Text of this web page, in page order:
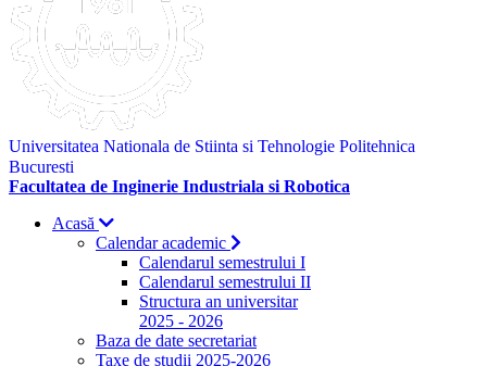
Universitatea Nationala de Stiinta si Tehnologie Politehnica
Bucuresti
Facultatea de Inginerie Industriala si Robotica
Acasă
Calendar academic
Calendarul semestrului I
Calendarul semestrului II
Structura an universitar
2025 - 2026
Baza de date secretariat
Taxe de studii 2025-2026